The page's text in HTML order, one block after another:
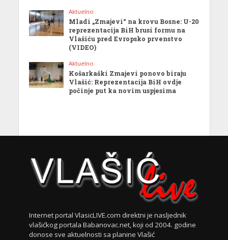
Aktuelno
Mladi „Zmajevi“ na krovu Bosne: U-20
reprezentacija BiH brusi formu na
Vlašiću pred Evropsko prvenstvo
(VIDEO)
Aktuelno
Košarkaški Zmajevi ponovo biraju
Vlašić: Reprezentacija BiH ovdje
počinje put ka novim uspjesima
Internet portal VlasicLIVE.com direktni je nasljednik
vlašićkog portala Babanovac.net, koji od 2004. godine
donose sve aktuelnosti sa planine Vlašić